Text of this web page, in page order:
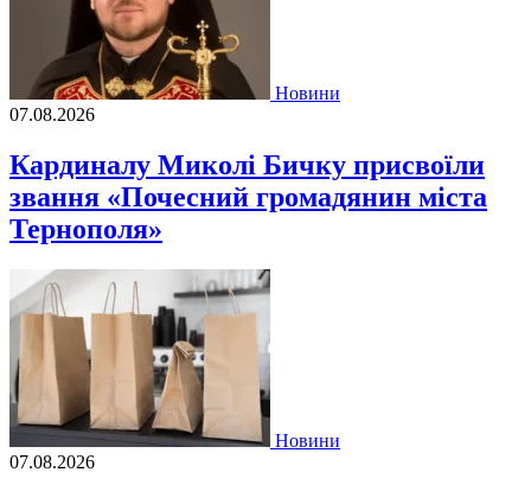
Новини
07.08.2026
Кардиналу Миколі Бичку присвоїли
звання «Почесний громадянин міста
Тернополя»
Новини
07.08.2026